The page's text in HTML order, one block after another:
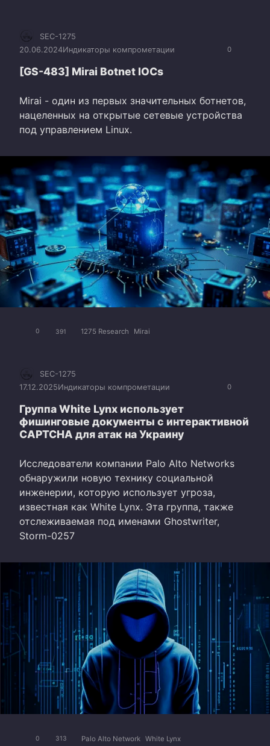
0
SEC-1275
20.06.2024Индикаторы компрометации
[GS-483] Mirai Botnet IOCs
Mirai - один из первых значительных ботнетов,
нацеленных на открытые сетевые устройства
под управлением Linux.
0 391 1275 Research Mirai
0
SEC-1275
17.12.2025Индикаторы компрометации
Группа White Lynx использует
фишинговые документы с интерактивной
CAPTCHA для атак на Украину
Исследователи компании Palo Alto Networks
обнаружили новую технику социальной
инженерии, которую использует угроза,
известная как White Lynx. Эта группа, также
отслеживаемая под именами Ghostwriter,
Storm-0257
0 313 Palo Alto Network White Lynx